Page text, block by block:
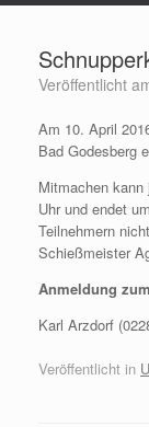
Veröffentlicht
Am 10. April
Bad Godesberg
Mitmachen
Uhr und endet
Teilnehmern
Schießmeister
Anmeldung
Karl Arzdorf
Veröffentlicht in